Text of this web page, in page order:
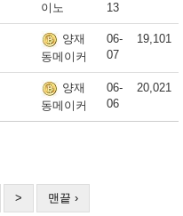
이노
13
양재
동메이커
06-
07
19,101
양재
동메이커
06-
06
20,021
> 맨끝 ›